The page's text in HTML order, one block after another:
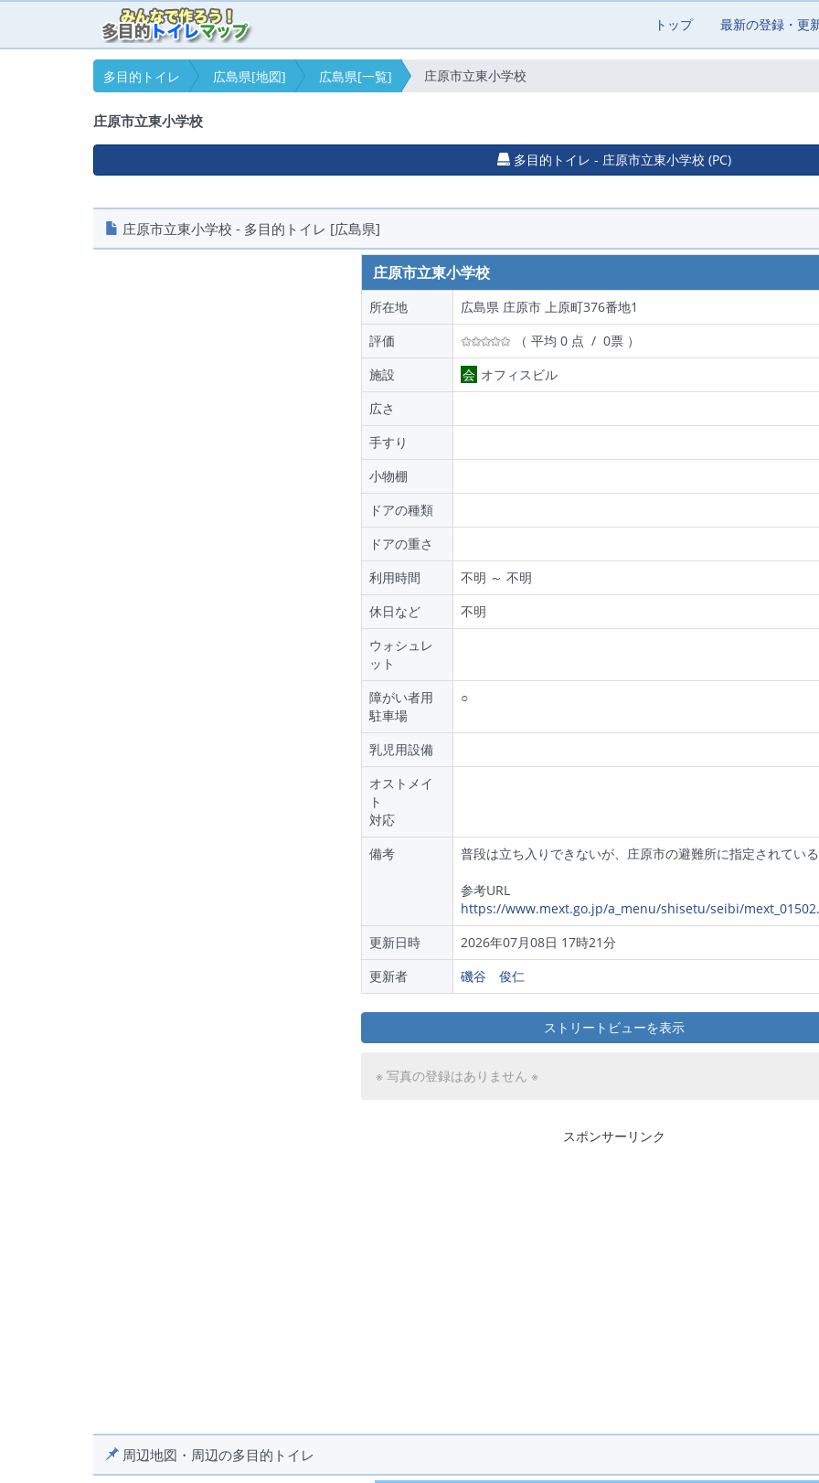
トップ 最新の登録・更
多目的トイレ 広島県[地図] 広島県[一覧] 庄原市立東小学校
庄原市立東小学校
多目的トイレ - 庄原市立東小学校 (PC)
庄原市立東小学校 - 多目的トイレ [広島県]
庄原市立東小学校
所在地
広島県 庄原市 上原町376番地1
評価
（ 平均 0 点 / 0票 ）
施設
会 オフィスビル
広さ
手すり
小物棚
ドアの種類
ドアの重さ
利用時間
不明 ～ 不明
休日など
不明
ウォシュレ
ット
障がい者用
駐車場
○
乳児用設備
オストメイ
ト
対応
備考
普段は立ち入りできないが、庄原市の避難所に指定されている
参考URL
https://www.mext.go.jp/a_menu/shisetu/seibi/
更新日時
2026年07月08日 17時21分
更新者
磯谷 俊仁
ストリートビューを表示
※ 写真の登録はありません ※
スポンサーリンク
周辺地図・周辺の多目的トイレ